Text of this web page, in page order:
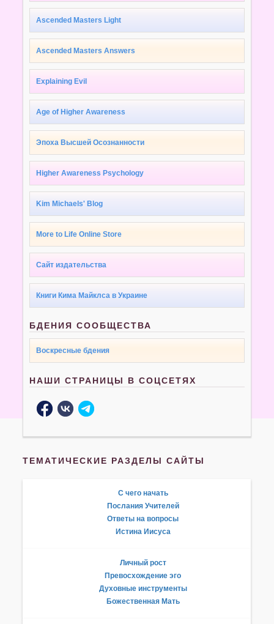
Ascended Masters Light
Ascended Masters Answers
Explaining Evil
Age of Higher Awareness
Эпоха Высшей Осознанности
Higher Awareness Psychology
Kim Michaels' Blog
More to Life Online Store
Сайт издательства
Книги Кима Майклса в Украине
БДЕНИЯ СООБЩЕСТВА
Воскресные бдения
НАШИ СТРАНИЦЫ В СОЦСЕТЯХ
ТЕМАТИЧЕСКИЕ РАЗДЕЛЫ САЙТЫ
С чего начать
Послания Учителей
Ответы на вопросы
Истина Иисуса
Личный рост
Превосхождение эго
Духовные инструменты
Божественная Мать